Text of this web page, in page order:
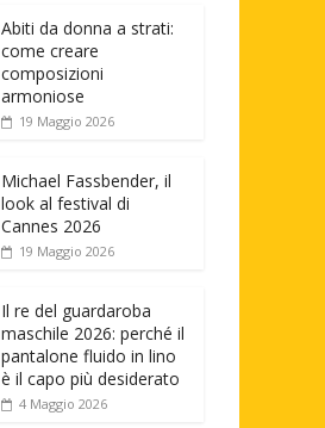
Abiti da donna a strati:
come creare
composizioni
armoniose
19 Maggio 2026
Michael Fassbender, il
look al festival di
Cannes 2026
19 Maggio 2026
Il re del guardaroba
maschile 2026: perché il
pantalone fluido in lino
è il capo più desiderato
4 Maggio 2026